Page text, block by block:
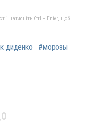
і натисніть Ctrl + Enter, щоб
диденко
#морозы